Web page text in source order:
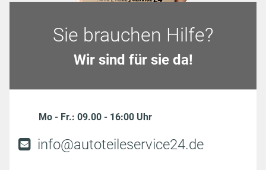
Sie brauchen Hilfe?
Wir sind für sie da!
Mo - Fr.: 09.00 - 16:00 Uhr
info@autoteileservice24.de